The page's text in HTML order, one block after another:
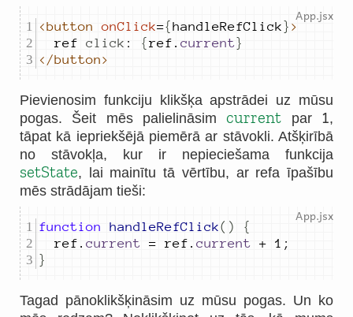
<button onClick={handleRefClick} >
ref click : {ref . current}
</button>
Pievienosim funkciju klikšķa apstrādei uz mūsu
pogas. Šeit mēs palielināsimcurrent par 1,
tāpat kā iepriekšējā piemērā ar stāvokli. Atšķirībā
no stāvokļa, kur ir nepieciešama funkcija
setState, lai mainītu tā vērtību, ar refa īpašību
mēs strādājam tieši:
function handleRefClick()
{
ref . current = ref . current + 1 ;
}
Tagad pānoklikšķināsim uz mūsu pogas. Un ko